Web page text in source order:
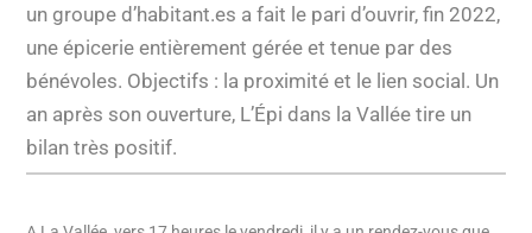
un groupe d’habitant.es a fait le pari d’ouvrir, fin 2022,
une épicerie entièrement gérée et tenue par des
bénévoles. Objectifs : la proximité et le lien social. Un
an après son ouverture, L’Épi dans la Vallée tire un
bilan très positif.